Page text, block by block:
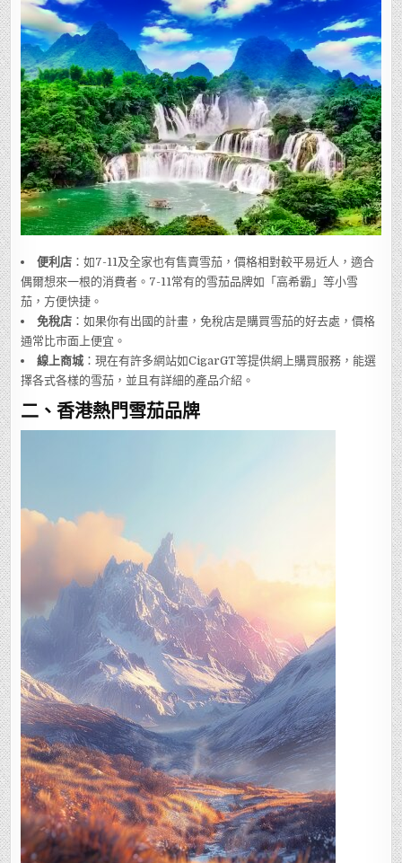
便利店 ：如7-11及全家也有售賣雪茄，價格相對較平易近人，適合
偶爾想來一根的消費者。7-11常有的雪茄品牌如「高希霸」等小雪
茄，方便快捷。
免稅店 ：如果你有出國的計畫，免稅店是購買雪茄的好去處，價格
通常比市面上便宜。
線上商城 ：現在有許多網站如CigarGT等提供網上購買服務，能選
擇各式各樣的雪茄，並且有詳細的產品介紹。
二、香港熱門雪茄品牌